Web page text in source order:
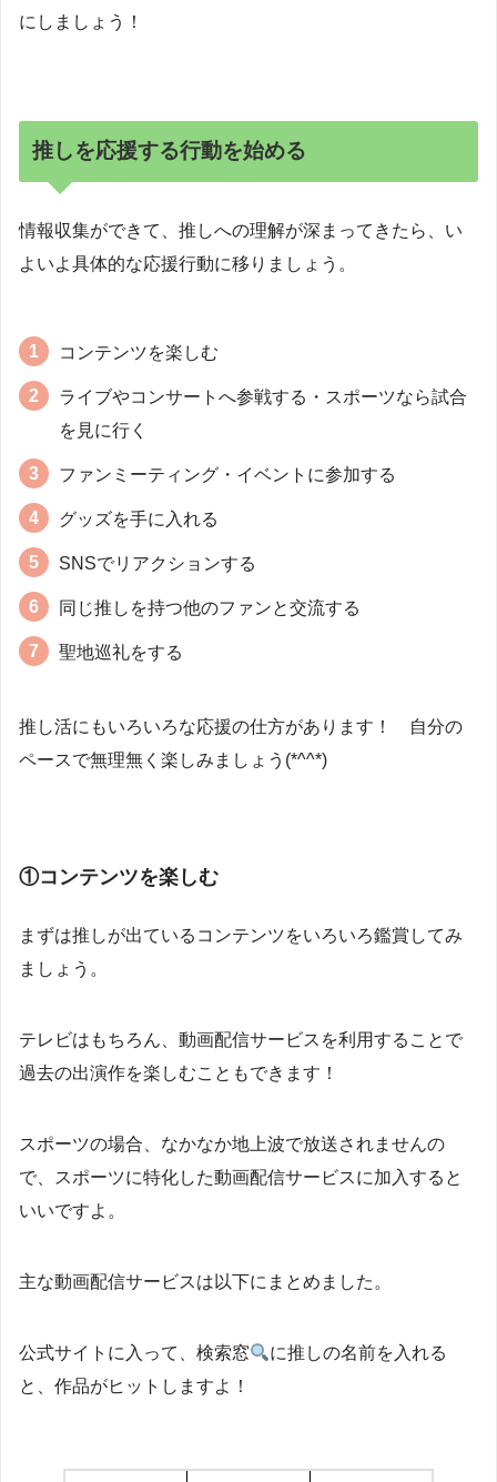
にしましょう！
推しを応援する行動を始める
情報収集ができて、推しへの理解が深まってきたら、い
よいよ具体的な応援行動に移りましょう。
コンテンツを楽しむ
ライブやコンサートへ参戦する・スポーツなら試合
を見に行く
ファンミーティング・イベントに参加する
グッズを手に入れる
SNSでリアクションする
同じ推しを持つ他のファンと交流する
聖地巡礼をする
推し活にもいろいろな応援の仕方があります！ 自分の
ペースで無理無く楽しみましょう(*^^*)
①コンテンツを楽しむ
まずは推しが出ているコンテンツをいろいろ鑑賞してみ
ましょう。
テレビはもちろん、動画配信サービスを利用することで
過去の出演作を楽しむこともできます！
スポーツの場合、なかなか地上波で放送されませんの
で、スポーツに特化した動画配信サービスに加入すると
いいですよ。
主な動画配信サービスは以下にまとめました。
公式サイトに入って、検索窓
に推しの名前を入れる
と、作品がヒットしますよ！